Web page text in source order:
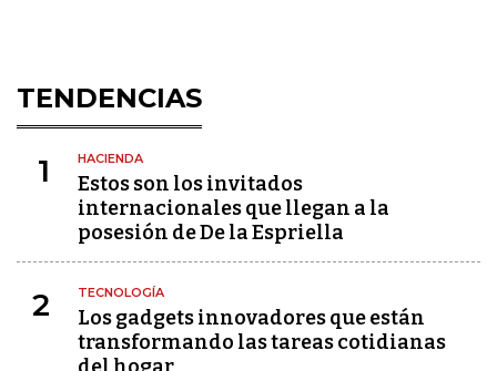
TENDENCIAS
1 HACIENDA
Estos son los invitados
internacionales que llegan a la
posesión de De la Espriella
2 TECNOLOGÍA
Los gadgets innovadores que están
transformando las tareas cotidianas